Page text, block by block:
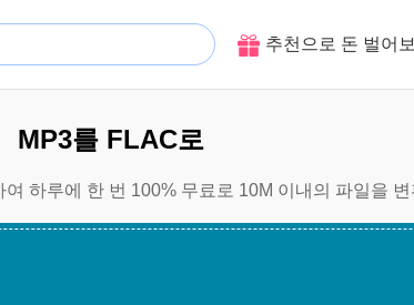
추천으로 돈 벌어
MP3를 FLAC로
하루에 한 번 100% 무료로 10M 이내의 파일을